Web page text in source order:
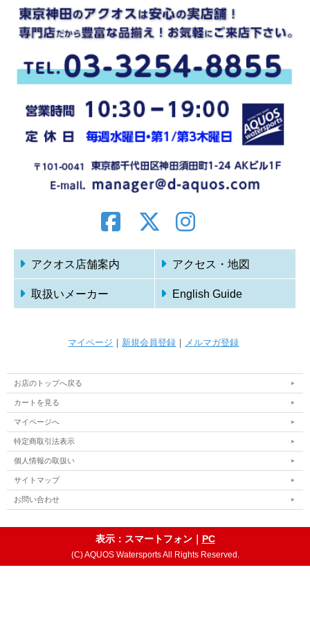
アクオス店舗案内 アクセス・地図
取扱いメーカー English Guide
マイページ ｜ 新規会員登録 ｜ メルマガ登録
お店のトップへ戻る
カートを見る
マイページへ
特定商取引法表示
個人情報の取扱い
サイトマップ
お問い合わせ
表示：スマートフォン｜ PC
(C) AQUOS Watersports All Rights Reserved.